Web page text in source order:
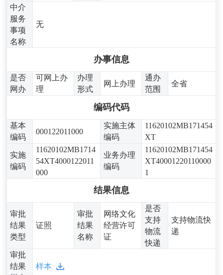
中介
服务
事项
名称
无
办事信息
是否
网办
可网上办
理
办理
形式
网上办理
通办
范围
全省
编码代码
基本
编码
000122011000
实施主体
编码
11620102MB171454
XT
实施
编码
11620102MB1714
54XT4000122011
000
业务办理
编码
11620102MB171454
XT40001220110000
1
结果信息
审批
结果
类型
证照
审批
结果
名称
网络文化
经营许可
证
是否
支持
物流
快递
支持物流快
递
审批
结果
样本